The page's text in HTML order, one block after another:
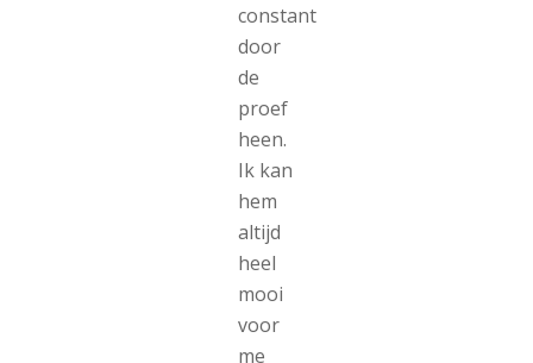
constant
door
de
proef
heen.
Ik kan
hem
altijd
heel
mooi
voor
me